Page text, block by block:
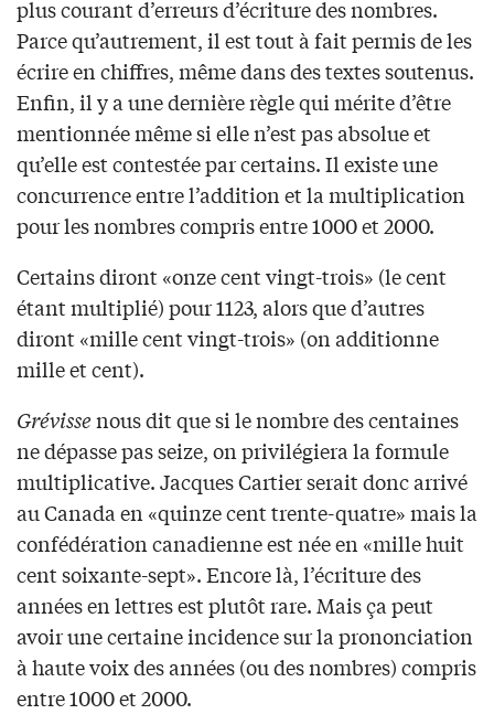
plus courant d’erreurs d’écriture des nombres.
Parce qu’autrement, il est tout à fait permis de les
écrire en chiffres, même dans des textes soutenus.
Enfin, il y a une dernière règle qui mérite d’être
mentionnée même si elle n’est pas absolue et
qu’elle est contestée par certains. Il existe une
concurrence entre l’addition et la multiplication
pour les nombres compris entre 1000 et 2000.
Certains diront «onze cent vingt-trois» (le cent
étant multiplié) pour 1123, alors que d’autres
diront «mille cent vingt-trois» (on additionne
mille et cent).
Grévissenous dit que si le nombre des centaines
ne dépasse pas seize, on privilégiera la formule
multiplicative. Jacques Cartier serait donc arrivé
au Canada en «quinze cent trente-quatre» mais la
confédération canadienne est née en «mille huit
cent soixante-sept». Encore là, l’écriture des
années en lettres est plutôt rare. Mais ça peut
avoir une certaine incidence sur la prononciation
à haute voix des années (ou des nombres) compris
entre 1000 et 2000.